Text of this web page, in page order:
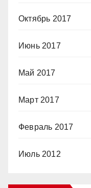
Октябрь 2017
Июнь 2017
Май 2017
Март 2017
Февраль 2017
Июль 2012